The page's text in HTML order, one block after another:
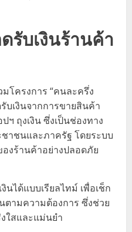
รับเงินร้านค้า
โครงการ “คนละครึ่ง
บเงินจากการขายสินค้า
ฯ ถุงเงิน ซึ่งเป็นช่องทาง
าชนและภาครัฐ โดยระบบ
งร้านค้าอย่างปลอดภัย
นได้แบบเรียลไทม์ เพื่อเช็ก
ตามความต้องการ ซึ่งช่วย
ใสและแม่นยำ